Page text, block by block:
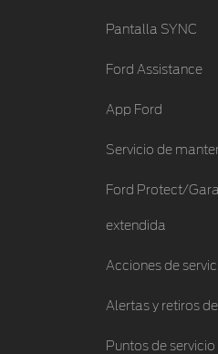
Pantalla SYNC
Ford Assistance
App Ford
Servicio de
Ford Protect/
extendida
Acciones de
Alertas y retiros
Puntos de